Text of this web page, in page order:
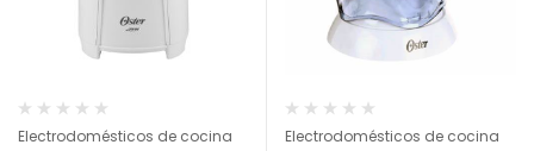
Electrodomésticos de cocina Electrodomésticos de cocina